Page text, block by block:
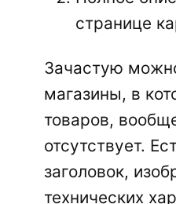
странице
Зачастую
магазины, в
товаров,
отсутствует.
заголовок,
технических